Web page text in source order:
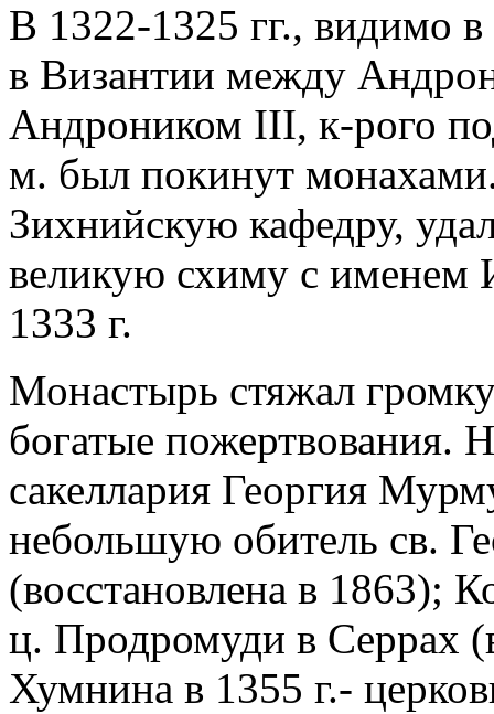
В 1322-1325 гг., видимо в
в Византии между
Андроником III, к-рого
м. был покинут
Зихнийскую кафедру,
великую схиму с именем
1333 г.
Монастырь стяжал
богатые пожертвования.
сакеллария Георгия
небольшую обитель св.
(восстановлена в 1863);
ц. Продромуди в Серрах
Хумнина в 1355 г.-